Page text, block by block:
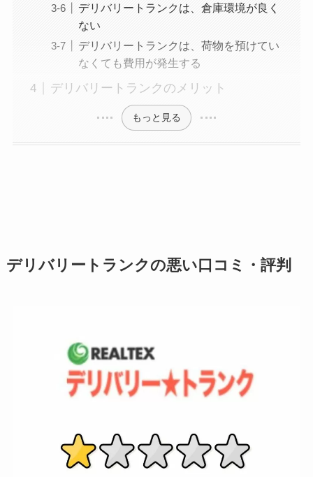
デリバリートランクは、倉庫環境が良く
ない
デリバリートランクは、荷物を預けてい
なくても費用が発生する
デリバリートランクのメリット
もっと見る
デリバリートランクの悪い口コミ・評判